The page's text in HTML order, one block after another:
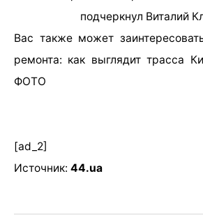
подчеркнул Виталий
Вас также может
ремонта: как выглядит трасса
ФОТО
[ad_2]
Источник: 44.ua